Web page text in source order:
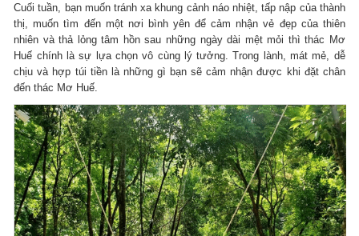
Cuối tuần, bạn muốn tránh xa khung cảnh náo nhiệt, tấp nập của thành
thị, muốn tìm đến một nơi bình yên để cảm nhận vẻ đẹp của thiên
nhiên và thả lỏng tâm hồn sau những ngày dài mệt mỏi thì thác Mơ
Huế chính là sự lựa chọn vô cùng lý tưởng. Trong lành, mát mẻ, dễ
chịu và hợp túi tiền là những gì bạn sẽ cảm nhận được khi đặt chân
đến thác Mơ Huế.